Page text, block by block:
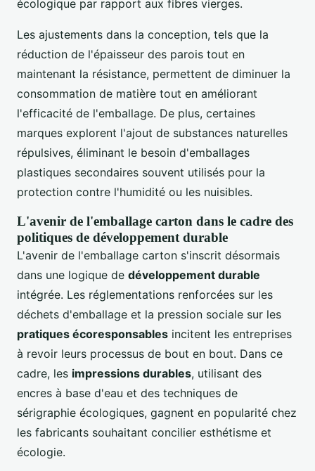
écologique par rapport aux fibres vierges.
Les ajustements dans la conception, tels que la
réduction de l'épaisseur des parois tout en
maintenant la résistance, permettent de diminuer la
consommation de matière tout en améliorant
l'efficacité de l'emballage. De plus, certaines
marques explorent l'ajout de substances naturelles
répulsives, éliminant le besoin d'emballages
plastiques secondaires souvent utilisés pour la
protection contre l'humidité ou les nuisibles.
L'avenir de l'emballage carton dans le cadre des
politiques de développement durable
L'avenir de l'emballage carton s'inscrit désormais
dans une logique de développement durable
intégrée. Les réglementations renforcées sur les
déchets d'emballage et la pression sociale sur les
pratiques écoresponsables incitent les entreprises
à revoir leurs processus de bout en bout. Dans ce
cadre, les impressions durables, utilisant des
encres à base d'eau et des techniques de
sérigraphie écologiques, gagnent en popularité chez
les fabricants souhaitant concilier esthétisme et
écologie.